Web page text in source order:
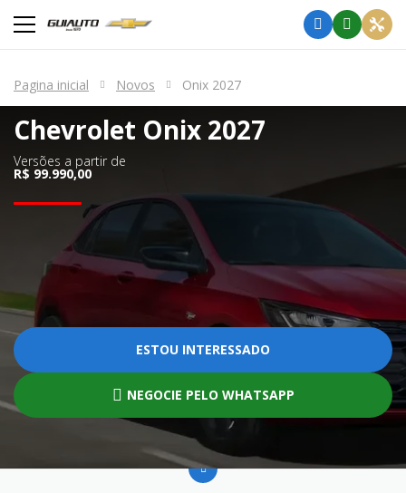
Pagina inicial Novos Onix 2027
Chevrolet Onix 2027
Versões a partir de
R$ 99.990,00
ESTOU INTERESSADO
NEGOCIE PELO WHATSAPP